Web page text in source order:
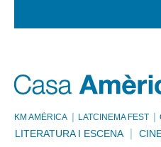
KM AMÈRICA LATCINEMA FEST
LITERATURA I ESCENA